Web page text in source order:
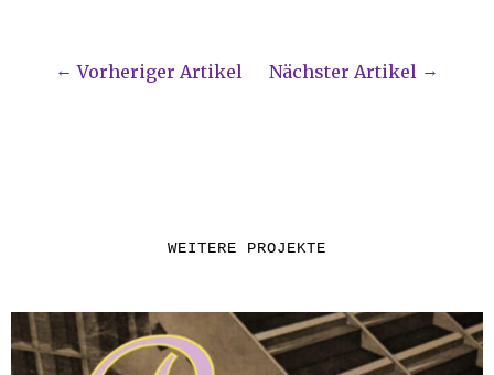
Vorheriger Artikel Nächster Artikel
WEITERE PROJEKTE